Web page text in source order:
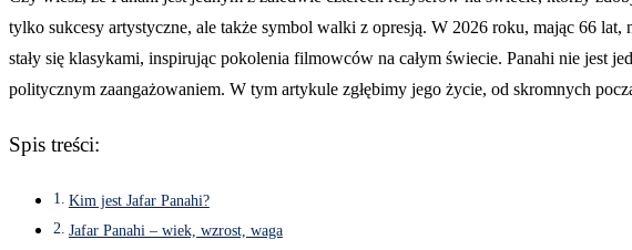
tylko sukcesy artystyczne, ale także symbol walki z opresją. W 2026 roku, mając 66
stały się klasykami, inspirując pokolenia filmowców na całym świecie. Panahi nie jest
politycznym zaangażowaniem. W tym artykule zgłębimy jego życie, od skromnych
Spis treści:
Kim jest Jafar Panahi?
Jafar Panahi – wiek, wzrost, waga